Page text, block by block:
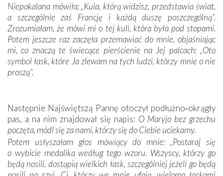
Niepokalana mówiła: „Kula, którą widzisz, przedstawia świat,
a szczególnie zaś Francję i każdą duszę poszczególną”.
Zrozumiałam, że mówi mi o tej kuli, która była pod stopami.
Potem jeszcze raz zaczęła przemawiać do mnie, objaśniając
mi, co znaczą te świecące pierścienie na Jej palcach: „Oto
symbol łask, które Ja zlewam na tych ludzi, którzy mnie o nie
proszą”.
Następnie Najświętszą Pannę otoczył podłużno‑okrągły
pas, a na nim znajdował się napis: O Maryjo bez grzechu
poczęta, módl się za nami, którzy się do Ciebie uciekamy.
Potem usłyszałam głos mówiący do mnie: „Postaraj się
o wybicie medalika według tego wzoru. Wszyscy, którzy go
będą nosili, dostąpią wielkich łask, szczególniej jeżeli go będą